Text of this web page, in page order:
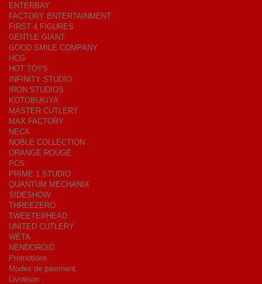
ENTERBAY
FACTORY ENTERTAINMENT
FIRST 4 FIGURES
GENTLE GIANT
GOOD SMILE COMPANY
HCG
HOT TOYS
INFINITY STUDIO
IRON STUDIOS
KOTOBUKIYA
MASTER CUTLERY
MAX FACTORY
NECA
NOBLE COLLECTION
ORANGE ROUGE
PCS
PRIME 1 STUDIO
QUANTUM MECHANIX
SIDESHOW
THREEZERO
TWEETERHEAD
UNITED CUTLERY
WETA
NENDOROID
Promotions
Modes de paiement
Livraison